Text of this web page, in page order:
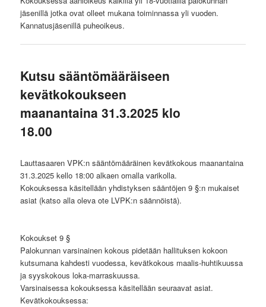
jäsenillä jotka ovat olleet mukana toiminnassa yli vuoden.
Kannatusjäsenillä puheoikeus.
Kutsu sääntömääräiseen
kevätkokoukseen
maanantaina 31.3.2025 klo
18.00
Lauttasaaren VPK:n sääntömääräinen kevätkokous maanantaina
31.3.2025 kello 18:00 alkaen omalla varikolla.
Kokouksessa käsitellään yhdistyksen sääntöjen 9 §:n mukaiset
asiat (katso alla oleva ote LVPK:n säännöistä).
Kokoukset 9 §
Palokunnan varsinainen kokous pidetään hallituksen kokoon
kutsumana kahdesti vuodessa, kevätkokous maalis-huhtikuussa
ja syyskokous loka-marraskuussa.
Varsinaisessa kokouksessa käsitellään seuraavat asiat.
Kevätkokouksessa: